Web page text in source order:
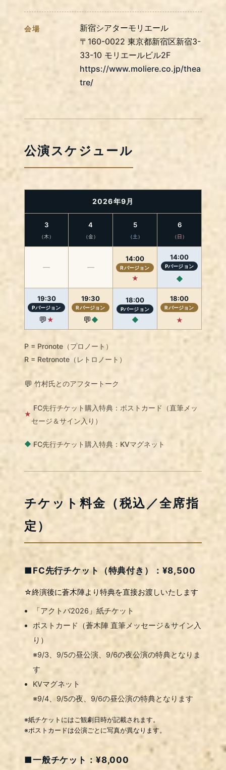
会場
新宿シアターモリエール
〒160-0022 東京都新宿区新宿3-
33-10 モリエールビル2F
https://www.moliere.co.jp/thea
tre/
公演スケジュール
2026年9月
3
（木）
4
（金）
5
（土）
6
（日）
― ―
14:00
Rバージョン
★
14:00
Pバージョン
◆
19:30
Pバージョン
💬★
19:30
Rバージョン
💬◆
18:00
Pバージョン
◆
18:00
Rバージョン
★
P = Pronote（プロノート）
R = Retronote（レトロノート）
💬 竹村氏とのアフタートーク
★
FC先行チケット購入特典：ポストカード（直筆メッ
セージ＆サイン入り）
◆ FC先行チケット購入特典：KVマグネット
チケット料金（税込／全席指
定）
■FC先行チケット（特典付き）：¥8,500
☆終演後に蒼木陣より特典を直接お渡しいたします
「アクトバ2026」紙チケット
ポストカード（蒼木陣 直筆メッセージ＆サイン入
り）
※9/3、9/5の昼公演、9/6の夜公演の特典となりま
す
KVマグネット
※9/4、9/5の夜、9/6の昼公演の特典となります
※紙チケットにはご観劇日時が記載されます。
※ポストカードは公演ごとに写真が異なります。
■一般チケット：¥8,000